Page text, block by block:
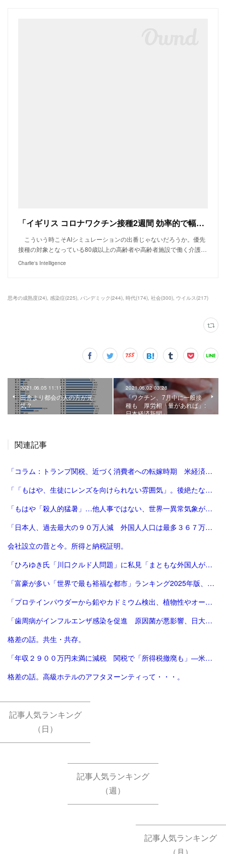
「イギリス コロナワクチン接種2週間 効率的で幅広い実施が課題 | 新型コロナウイルス | NHKニュース」
こういう時こそAIシミュレーションの出番じゃないだろうか。優先
接種の対象となっている80歳以上の高齢者や高齢者施設で働く介護…
Charlie's Intelligence
思考の成熟度(24) 感染症(225) パンデミック(244) 時代(174) 社会(300) ウイルス(217)
2021.06.05 11:11
田舎より都会の人の方が元
気？
2021.06.02 03:28
「ワクチン、7月中に一般接
種も 厚労相「量があれば」:
日本経済新聞」
関連記事
「コラム：トランプ関税、近づく消費者への転嫁時期 米経済にどう影響 | ロイター」
「「もはや、生徒にレンズを向けられない雰囲気」。後絶たない教員による盗撮、現場に波紋――運動会や修学旅行控え、先生が萎縮するワケ | 鹿児島のニュース | 南日本新聞デジタル」
「もはや「殺人的猛暑」…他人事ではない、世界一異常気象が発生する国とは？ | ニュースな本 | ダイヤモンド・オンライン」
「日本人、過去最大の９０万人減 外国人人口は最多３６７万人―総務省：時事ドットコム」
会社設立の昔と今。所得と納税証明。
「ひろゆき氏「川口クルド人問題」に私見「まともな外国人が損するので不法就労には厳しくすべき」 - 芸能 : 日刊スポーツ」
「富豪が多い「世界で最も裕福な都市」ランキング2025年版、東京が2年連続3位 | Forbes JAPAN 公式サイト（フォーブス ジャパン）」
「プロテインパウダーから鉛やカドミウム検出、植物性やオーガニック製品は数倍の含有量 - CNN.co.jp」
「歯周病がインフルエンザ感染を促進 原因菌が悪影響、日大チーム確認：朝日新聞」
格差の話。共生・共存。
「年収２９００万円未満に減税 関税で「所得税撤廃も」―米大統領：時事ドットコム」
格差の話。高級ホテルのアフタヌーンティって・・・。
記事人気ランキング
（日）
記事人気ランキング
（週）
記事人気ランキング
（月）